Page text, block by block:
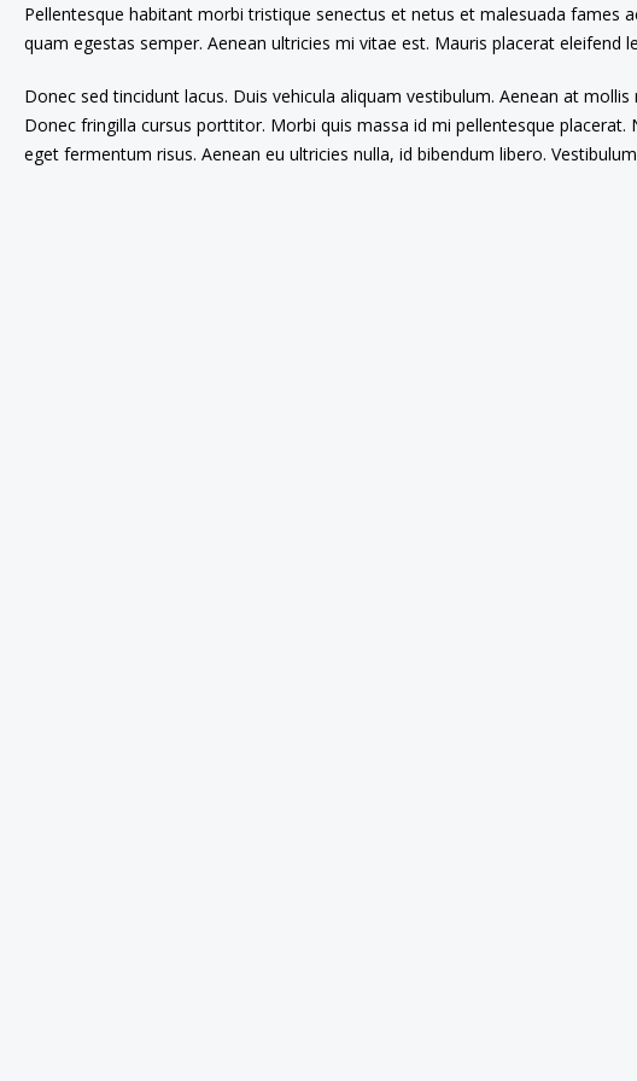
Pellentesque habitant morbi tristique senectus et netus et malesuada
quam egestas semper. Aenean ultricies mi vitae est. Mauris placerat eleifend
Donec sed tincidunt lacus. Duis vehicula aliquam vestibulum. Aenean at
Donec fringilla cursus porttitor. Morbi quis massa id mi pellentesque
eget fermentum risus. Aenean eu ultricies nulla, id bibendum libero.